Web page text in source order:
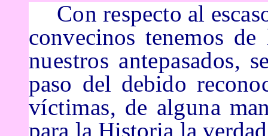
Con respecto al
convecinos tenemos de
nuestros antepasados,
paso del debido
víctimas, de alguna
para la Historia la